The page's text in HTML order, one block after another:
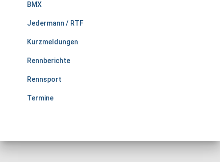
BMX
Jedermann / RTF
Kurzmeldungen
Rennberichte
Rennsport
Termine